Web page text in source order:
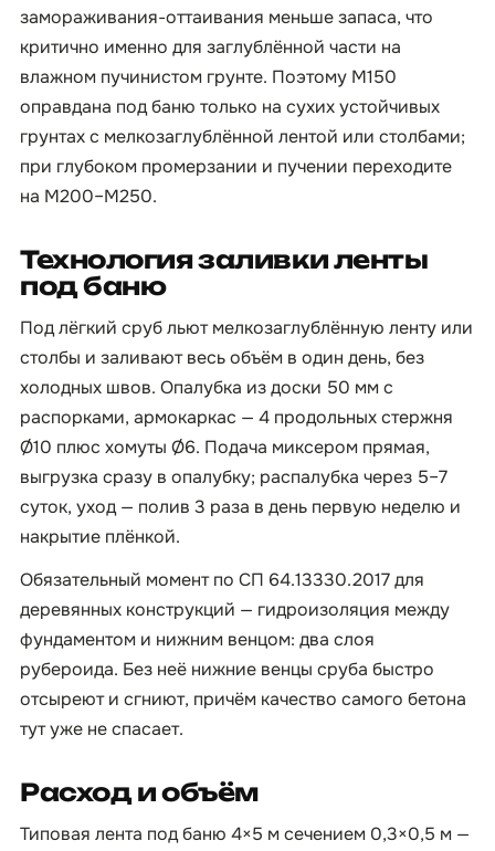
замораживания-оттаивания меньше запаса, что
критично именно для заглублённой части на
влажном пучинистом грунте. Поэтому М150
оправдана под баню только на сухих устойчивых
грунтах с мелкозаглублённой лентой или столбами;
при глубоком промерзании и пучении переходите
на М200–М250.
Технология заливки ленты
под баню
Под лёгкий сруб льют мелкозаглублённую ленту или
столбы и заливают весь объём в один день, без
холодных швов. Опалубка из доски 50 мм с
распорками, армокаркас — 4 продольных стержня
Ø10 плюс хомуты Ø6. Подача миксером прямая,
выгрузка сразу в опалубку; распалубка через 5–7
суток, уход — полив 3 раза в день первую неделю и
накрытие плёнкой.
Обязательный момент по СП 64.13330.2017 для
деревянных конструкций — гидроизоляция между
фундаментом и нижним венцом: два слоя
рубероида. Без неё нижние венцы сруба быстро
отсыреют и сгниют, причём качество самого бетона
тут уже не спасает.
Расход и объём
Типовая лента под баню 4×5 м сечением 0,3×0,5 м —